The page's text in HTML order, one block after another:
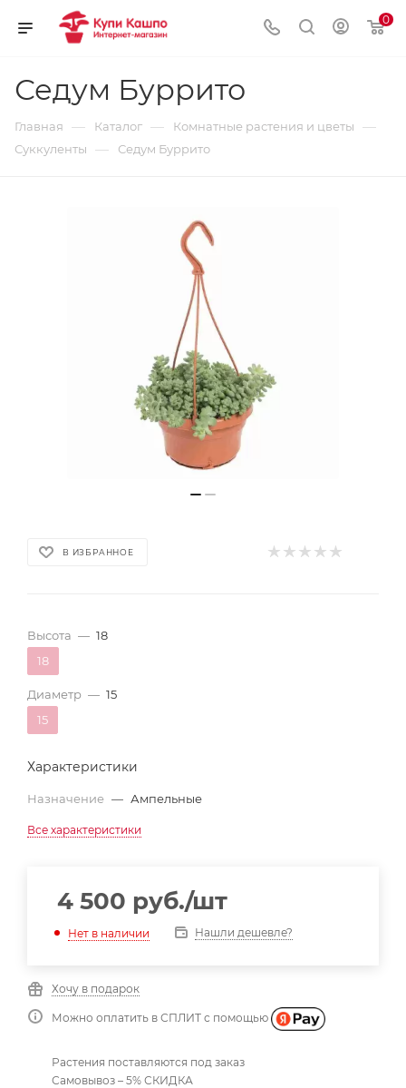
0
Седум Буррито
Главная — Каталог — Комнатные растения и цветы —
Суккуленты — Седум Буррито
В ИЗБРАННОЕ
Высота — 18
18
Диаметр — 15
15
Характеристики
Назначение — Ампельные
Все характеристики
4 500 руб./шт
Нет в наличии Нашли дешевле?
Хочу в подарок
Можно оплатить в СПЛИТ с помощью
Растения поставляются под заказ
Самовывоз – 5% СКИДКА